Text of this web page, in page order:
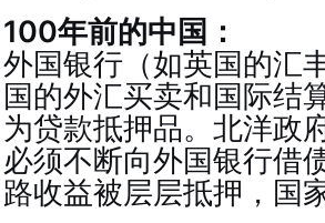
100年前的中国：
外国银行（如英国的汇
国的外汇买卖和国际结
为贷款抵押品。北洋政
必须不断向外国银行借
路收益被层层抵押，国